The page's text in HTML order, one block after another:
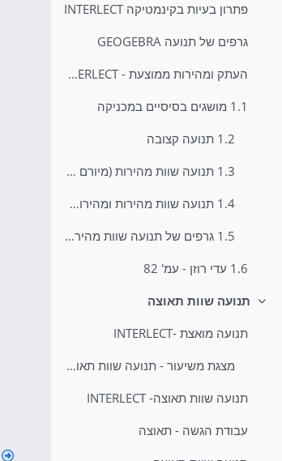
פתרון בעיות בקינמטיקה INTERLECT
גרפים של תנועה GEOGEBRA
העתק ומהירות ממוצעת - INTERLECT
1.1 מושגים בסיסיים במכניקה
1.2 תנועה קצובה
1.3 תנועה שוות מהירות (מיורם אשל)
1.4 תנועה שוות מהירות ומהירות הממוצעת
1.5 גרפים של תנועה שוות מהירות
1.6 עדי רוזן - עמ' 82
צמצום
תנועה שוות תאוצה
תנועה מואצת -INTERLECT
מצגת משיעור - תנועה שוות תאוצה
תנועה שוות תאוצה- INTERLECT
עבודת הגשה - תאוצה